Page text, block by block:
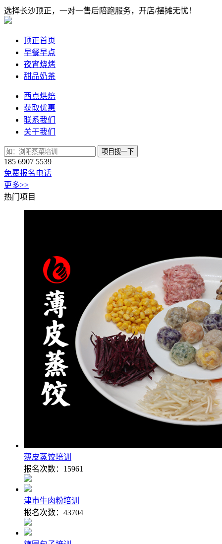
选择长沙顶正，一对一售后陪跑服务，开店/摆摊无忧！
顶正首页
早餐早点
夜宵烧烤
甜品奶茶
西点烘焙
获取优惠
联系我们
关于我们
项目搜一下
185 6907 5539
免费报名电话
更多>>
热门项目
薄皮蒸饺培训
报名次数： 15961
津市牛肉粉培训
报名次数： 43704